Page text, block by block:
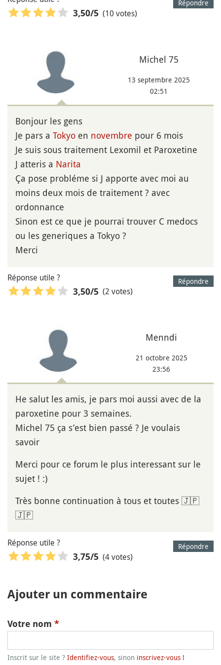
Répondre
3,50/5 (10 votes)
Michel 75
13 septembre 2025
02:51
Bonjour les gens
Je pars a Tokyo en novembre pour 6 mois
Je suis sous traitement Lexomil et Paroxetine
J atteris a Narita
Ça pose probléme si J apporte avec moi au
moins deux mois de traitement ? avec
ordonnance
Sinon est ce que je pourrai trouver C medocs
ou les generiques a Tokyo ?
Merci
Répondre
Réponse utile ?
3,50/5 (2 votes)
Menndi
21 octobre 2025
23:56
He salut les amis, je pars moi aussi avec de la
paroxetine pour 3 semaines.
Michel 75 ça s’est bien passé ? Je voulais
savoir
Merci pour ce forum le plus interessant sur le
sujet ! :)
Très bonne continuation à tous et toutes 🇯🇵
🇯🇵
Répondre
Réponse utile ?
3,75/5 (4 votes)
Ajouter un commentaire
Votre nom *
Inscrit sur le site ? Identifiez-vous, sinon inscrivez-vous !